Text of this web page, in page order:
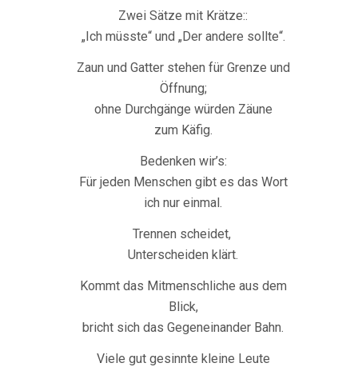
Zwei Sätze mit Krätze::
„Ich müsste“ und „Der andere sollte“.
Zaun und Gatter stehen für Grenze und
Öffnung;
ohne Durchgänge würden Zäune
zum Käfig.
Bedenken wir’s:
Für jeden Menschen gibt es das Wort
ich nur einmal.
Trennen scheidet,
Unterscheiden klärt.
Kommt das Mitmenschliche aus dem
Blick,
bricht sich das Gegeneinander Bahn.
Viele gut gesinnte kleine Leute